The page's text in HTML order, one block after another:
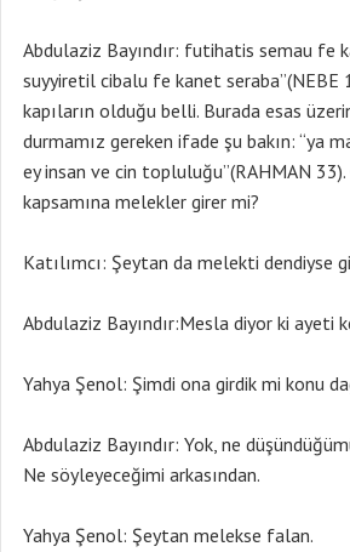
Abdulaziz Bayındır: futihatis semau fe
suyyiretil cibalu fe kanet seraba”(NEBE
kapıların olduğu belli. Burada esas
durmamız gereken ifade şu bakın: “ya
ey insan ve cin topluluğu”(RAHMAN 33).
kapsamına melekler girer mi?
Katılımcı: Şeytan da melekti dendiyse
Abdulaziz Bayındır:Mesla diyor ki ayeti
Yahya Şenol: Şimdi ona girdik mi konu
Abdulaziz Bayındır: Yok, ne
Ne söyleyeceğimi arkasından.
Yahya Şenol: Şeytan melekse falan.